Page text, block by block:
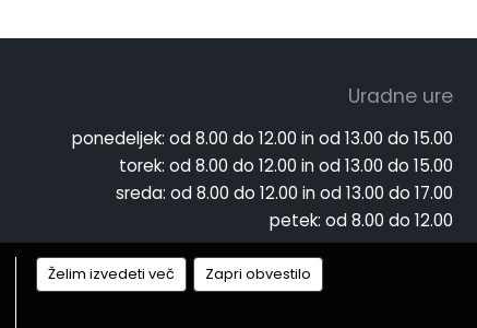
Uradne ure
ponedeljek: od 8.00 do 12.00 in od 13.00 do 15.00
torek: od 8.00 do 12.00 in od 13.00 do 15.00
sreda: od 8.00 do 12.00 in od 13.00 do 17.00
petek: od 8.00 do 12.00
Želim izvedeti več Zapri obvestilo